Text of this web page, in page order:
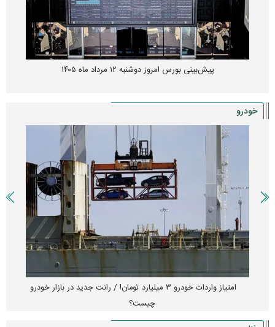
پیش‌بینی بورس امروز دوشنبه ۱۲ مرداد ماه ۱۴۰۵
خودرو
امتیاز واردات خودرو ۳ میلیارد تومان! / رانت جدید در بازار خودرو
چیست؟